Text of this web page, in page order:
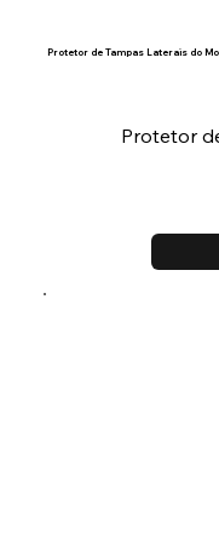
Protetor de Tampas Laterais do
Protetor